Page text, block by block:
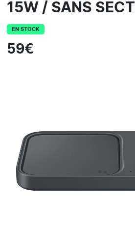
15W / SANS
EN STOCK
59€